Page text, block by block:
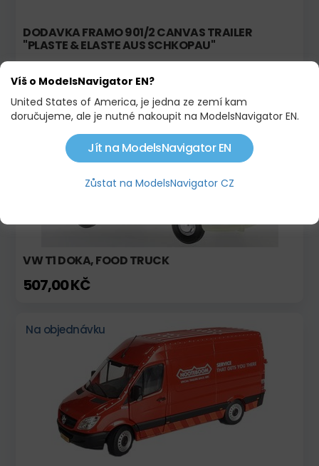
DODAVKA FRAMO 901/2 CANVAS TRAILER
"PLASTE & ELASTE AUS SCHKOPAU"
Na objednávku
VW T1 DOKA, FOOD TRUCK
507,00 KČ
Na objednávku
Víš o ModelsNavigator EN?
United States of America, je jedna ze zemí kam
doručujeme, ale je nutné nakoupit na ModelsNavigator EN.
Jít na ModelsNavigator EN
Zůstat na ModelsNavigator CZ